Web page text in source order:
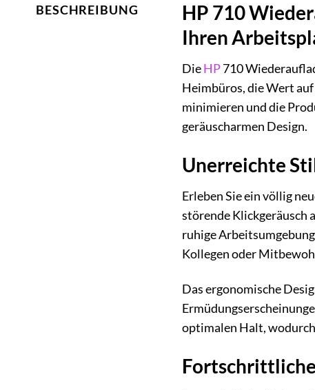
BESCHREIBUNG
HP 710
Ihren
DieHP710
Heimbüros, die Wert
minimieren und die
geräuscharmen Design.
Unerreichte
Erleben Sie ein völlig
störende Klickgeräusch
ruhige
Kollegen oder
Das ergonomische
optimalen Halt,